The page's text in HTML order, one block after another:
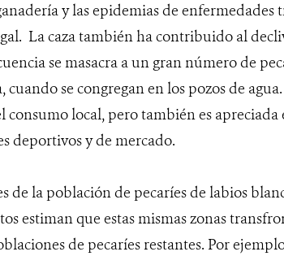
y las epidemias de
La caza también ha contribuido al
se masacra a un gran número de
cuando se congregan en los pozos de
consumo local, pero también es apreciada
deportivos y de mercado.
de la población de pecaríes de labios
estiman que estas mismas zonas
de pecaríes restantes. Por